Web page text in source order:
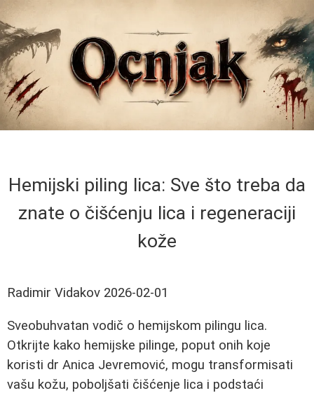
Hemijski piling lica: Sve što treba da
znate o čišćenju lica i regeneraciji
kože
Radimir Vidakov 2026-02-01
Sveobuhvatan vodič o hemijskom pilingu lica.
Otkrijte kako hemijske pilinge, poput onih koje
koristi dr Anica Jevremović, mogu transformisati
vašu kožu, poboljšati čišćenje lica i podstaći